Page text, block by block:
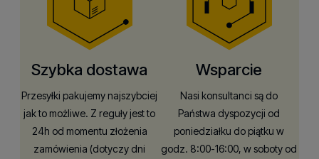
Szybka dostawa
Przesyłki pakujemy najszybciej
jak to możliwe. Z reguły jest to
24h od momentu złożenia
zamówienia (dotyczy dni
Wsparcie
Nasi konsultanci są do
Państwa dyspozycji od
poniedziałku do piątku w
godz. 8:00-16:00, w soboty od